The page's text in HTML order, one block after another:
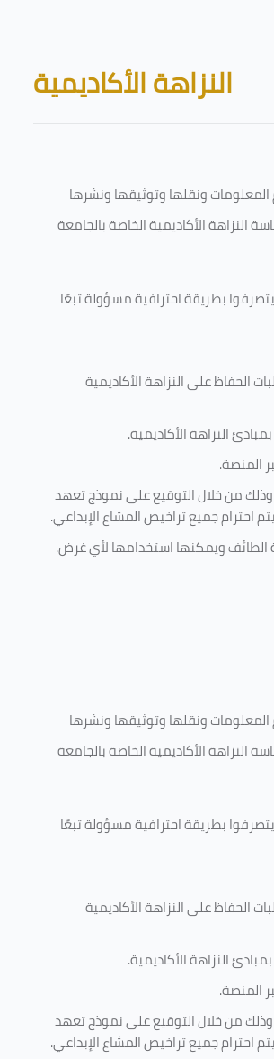
Blocks
النزاهة الأكاديمية
المعلومات ونقلها وتوثيقها ونشرها
النزاهة الأكاديمية الخاصة بالجامعة
بطريقة احترافية مسؤولة تبعًا
الحفاظ على النزاهة الأكاديمية
النزاهة الأكاديمية.
المنصة.
وذلك من خلال التوقيع على نموذج تعهد
احترام جميع تراخيص المشاع الإبداعي.
الطائف ويمكنها استخدامها لأي غرض.
المعلومات ونقلها وتوثيقها ونشرها
النزاهة الأكاديمية الخاصة بالجامعة
بطريقة احترافية مسؤولة تبعًا
الحفاظ على النزاهة الأكاديمية
النزاهة الأكاديمية.
المنصة.
وذلك من خلال التوقيع على نموذج تعهد
احترام جميع تراخيص المشاع الإبداعي.